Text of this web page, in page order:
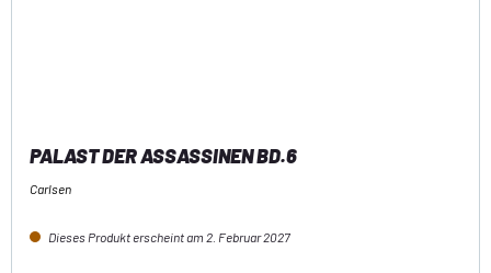
PALAST DER ASSASSINEN BD.6
Carlsen
Dieses Produkt erscheint am 2. Februar 2027